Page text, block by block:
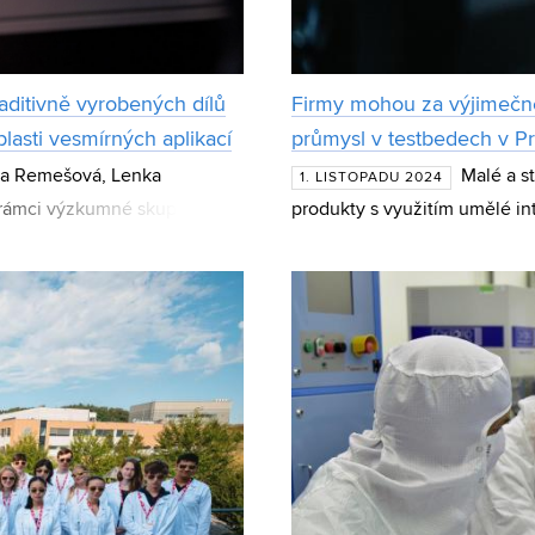
vyrobených dílů
vesmírných aplikací
Remešová, Lenka
výzkumné skupiny
Firmy mohou za
průmysl v testbedech v
1. LISTOPADU 2024
Malé a
produkty s využitím umělé